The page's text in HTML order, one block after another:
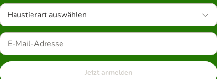
Haustierart auswählen
Jetzt anmelden